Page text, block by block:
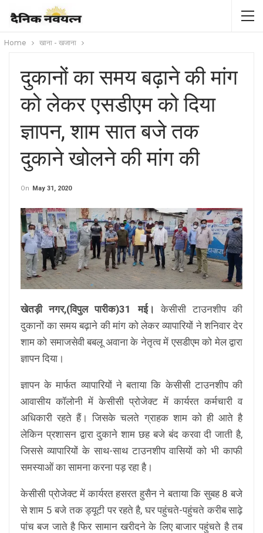
Home खाना - खजाना
दुकानों का समय बढ़ाने की मांग
को लेकर एसडीएम को दिया
ज्ञापन, शाम सात बजे तक
दुकाने खोलने की मांग की
On May 31, 2020
खेतड़ी नगर,(विपुल पारीक)31 मई। केसीसी टाउनशीप की
दुकानों का समय बढ़ाने की मांग को लेकर व्यापारियों ने शनिवार देर
शाम को समाजसेवी बबलू अवाना के नेतृत्व में एसडीएम को मेल द्वारा
ज्ञापन दिया।
ज्ञापन के मार्फत व्यापारियों ने बताया कि केसीसी टाउनशीप की
आवासीय कॉलोनी में केसीसी प्रोजेक्ट में कार्यरत कर्मचारी व
अधिकारी रहते हैं। जिसके चलते ग्राहक शाम को ही आते है
लेकिन प्रशासन द्वारा दुकाने शाम छह बजे बंद करवा दी जाती है,
जिससे व्यापारियों के साथ-साथ टाउनशीप वासियों को भी काफी
समस्याओं का सामना करना पड़ रहा है।
केसीसी प्रोजेक्ट में कार्यरत हसरत हुसैन ने बताया कि सुबह 8 बजे
से शाम 5 बजे तक ड्यूटी पर रहते है, घर पहुंचते-पहुंचते करीब साढ़े
पांच बज जाते है फिर सामान खरीदने के लिए बाजार पहुंचते है तब